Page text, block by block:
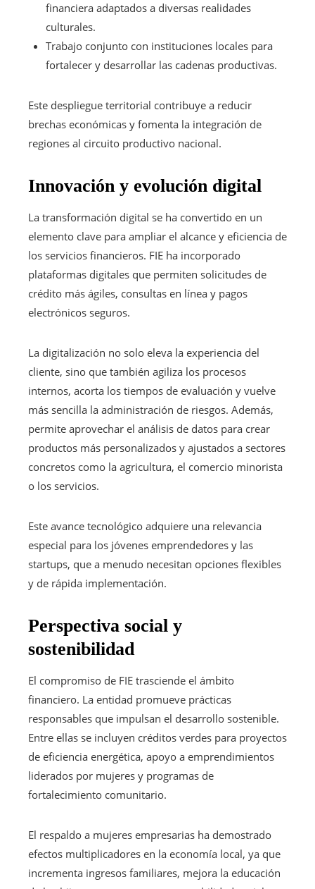
financiera adaptados a diversas realidades
culturales.
Trabajo conjunto con instituciones locales para
fortalecer y desarrollar las cadenas productivas.
Este despliegue territorial contribuye a reducir
brechas económicas y fomenta la integración de
regiones al circuito productivo nacional.
Innovación y evolución digital
La transformación digital se ha convertido en un
elemento clave para ampliar el alcance y eficiencia de
los servicios financieros. FIE ha incorporado
plataformas digitales que permiten solicitudes de
crédito más ágiles, consultas en línea y pagos
electrónicos seguros.
La digitalización no solo eleva la experiencia del
cliente, sino que también agiliza los procesos
internos, acorta los tiempos de evaluación y vuelve
más sencilla la administración de riesgos. Además,
permite aprovechar el análisis de datos para crear
productos más personalizados y ajustados a sectores
concretos como la agricultura, el comercio minorista
o los servicios.
Este avance tecnológico adquiere una relevancia
especial para los jóvenes emprendedores y las
startups, que a menudo necesitan opciones flexibles
y de rápida implementación.
Perspectiva social y
sostenibilidad
El compromiso de FIE trasciende el ámbito
financiero. La entidad promueve prácticas
responsables que impulsan el desarrollo sostenible.
Entre ellas se incluyen créditos verdes para proyectos
de eficiencia energética, apoyo a emprendimientos
liderados por mujeres y programas de
fortalecimiento comunitario.
El respaldo a mujeres empresarias ha demostrado
efectos multiplicadores en la economía local, ya que
incrementa ingresos familiares, mejora la educación